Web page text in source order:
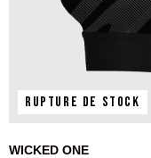
RUPTURE DE STOCK
WICKED ONE